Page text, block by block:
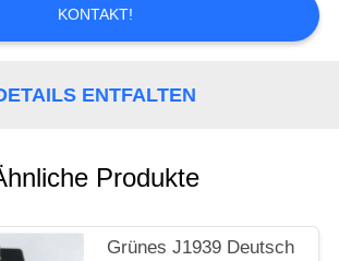
KONTAKT!
ENTFALTEN
Produkte
Grünes J1939 Deutsch